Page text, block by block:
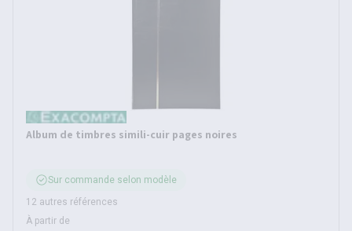
Album de timbres simili-cuir pages noires
Sur commande selon modèle
12 autres références
À partir de